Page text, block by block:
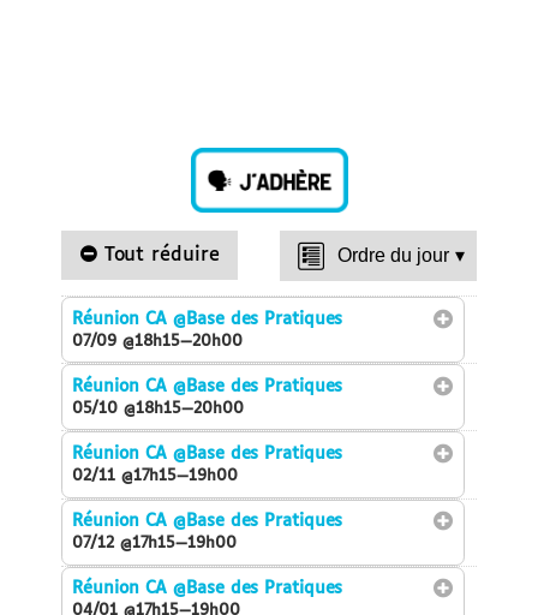
Tout réduire Ordre du jour ▾
Réunion CA@Base des Pratiques
07/09 @18h15—20h00
Réunion CA@Base des Pratiques
05/10 @18h15—20h00
Réunion CA@Base des Pratiques
02/11 @17h15—19h00
Réunion CA@Base des Pratiques
07/12 @17h15—19h00
Réunion CA@Base des Pratiques
04/01 @17h15—19h00